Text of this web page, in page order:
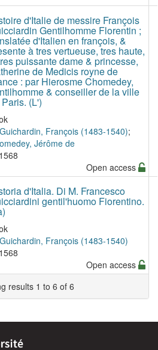
d'Italie de messire François
Gentilhomme Florentin ;
d'Italien en françois, &
à tres vertueuse, tres haute,
puissante dame & princesse,
de Medicis royne de
: par Hierosme Chomedey,
& conseiller de la ville
(L')
Guichardin, François (1483-1540);
Jérôme de
Open access
d'Italia. Di M. Francesco
gentil'huomo Fiorentino.
Guichardin, François (1483-1540)
Open access
results 1 to 6 of 6